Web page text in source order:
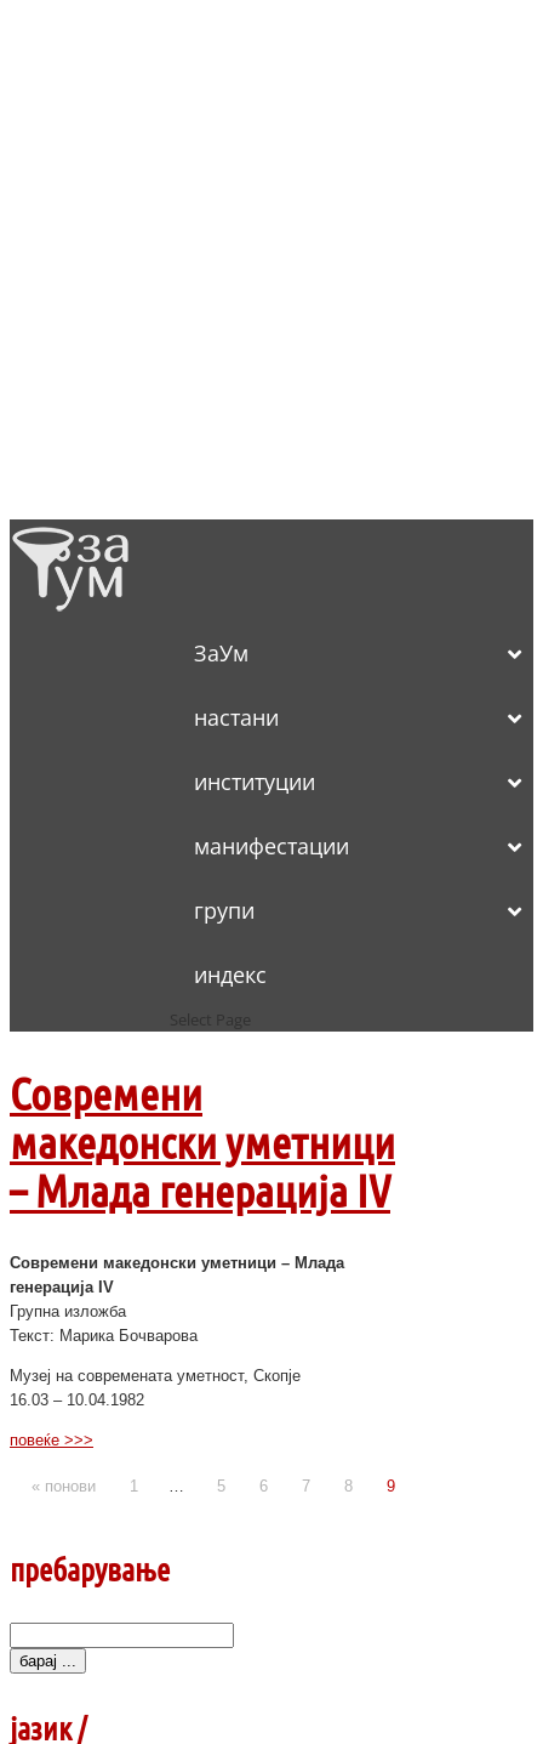
ЗаУм
настани
институции
манифестации
групи
индекс
Select Page
Современи
македонски уметници
– Млада генерација IV
Современи македонски уметници – Млада
генерација IV
Групна изложба
Текст: Марика Бочварова
Музеј на современата уметност, Скопје
16.03 – 10.04.1982
повеќе >>>
« понови 1 … 5 6 7 8 9
пребарување
for:
јазик /